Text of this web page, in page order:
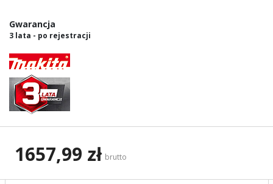
Gwarancja
3 lata - po rejestracji
1657,99 zł brutto